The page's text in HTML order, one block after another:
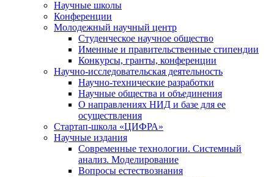
Научные школы
Конференции
Молодежный научный центр
Студенческое научное общество
Именные и правительственные стипендии
Конкурсы, гранты, конференции
Научно-исследовательская деятельность
Научно-технические разработки
Научные общества и объединения
О направлениях НИД и базе для ее
осуществления
Стартап-школа «ЦИФРА»
Научные издания
Современные технологии. Системный
анализ. Моделирование
Вопросы естествознания